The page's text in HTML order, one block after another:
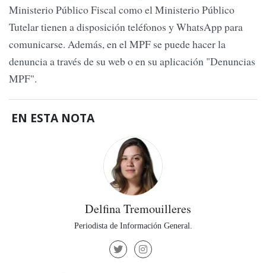
Ministerio Público Fiscal como el Ministerio Público
Tutelar tienen a disposición teléfonos y WhatsApp para
comunicarse. Además, en el MPF se puede hacer la
denuncia a través de su web o en su aplicación "Denuncias
MPF".
EN ESTA NOTA
Delfina Tremouilleres
Periodista de Información General.